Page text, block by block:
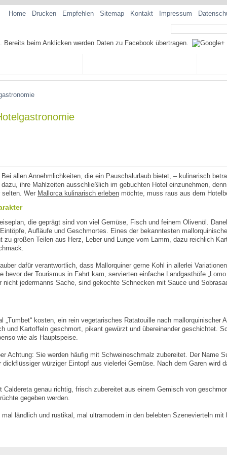
Home Drucken Empfehlen Sitemap Kontakt Impressum
allen Annehmlichkeiten, die ein Pauschalurlaub bietet, – kulinarisch
ihre Mahlzeiten ausschließlich im gebuchten Hotel einzunehmen,
Wer Mallorca kulinarisch erleben möchte, muss raus aus dem
die geprägt sind von viel Gemüse, Fisch und feinem Olivenöl.
Aufläufe und Geschmortes. Eines der bekanntesten
großen Teilen aus Herz, Leber und Lunge vom Lamm, dazu reichlich
dafür verantwortlich, dass Mallorquiner gerne Kohl in allerlei
der Tourismus in Fahrt kam, servierten einfache Landgasthöfe „Lomo
jedermanns Sache, sind gekochte Schnecken mit Sauce und
kosten, ein rein vegetarisches Ratatouille nach mallorquinischer
und Kartoffeln geschmort, pikant gewürzt und übereinander geschichtet.
wie als Hauptspeise.
Achtung: Sie werden häufig mit Schweineschmalz zubereitet. Der Name
würziger Eintopf aus vielerlei Gemüse. Nach dem Garen wird
genau richtig, frisch zubereitet aus einem Gemisch von
gegeben werden.
ländlich und rustikal, mal ultramodern in den belebten Szenevierteln mit